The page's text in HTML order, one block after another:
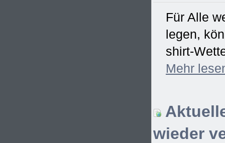
Für Alle
legen,
shirt-
Mehr
wieder